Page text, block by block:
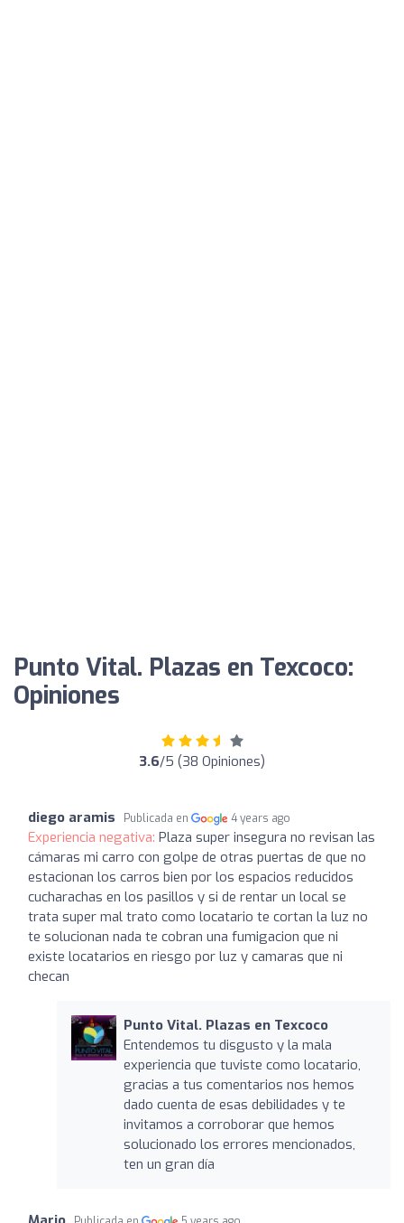
Punto Vital. Plazas en Texcoco:
Opiniones
3.6/5 (38 Opiniones)
diego aramis Publicada en 4 years ago
Experiencia negativa: Plaza super insegura no revisan las
cámaras mi carro con golpe de otras puertas de que no
estacionan los carros bien por los espacios reducidos
cucharachas en los pasillos y si de rentar un local se
trata super mal trato como locatario te cortan la luz no
te solucionan nada te cobran una fumigacion que ni
existe locatarios en riesgo por luz y camaras que ni
checan
Punto Vital. Plazas en Texcoco
Entendemos tu disgusto y la mala
experiencia que tuviste como locatario,
gracias a tus comentarios nos hemos
dado cuenta de esas debilidades y te
invitamos a corroborar que hemos
solucionado los errores mencionados,
ten un gran día